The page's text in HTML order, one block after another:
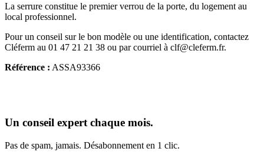
La serrure constitue le premier verrou de la porte, du logement au
local professionnel.
Pour un conseil sur le bon modèle ou une identification, contactez
Cléferm au 01 47 21 21 38 ou par courriel à clf@cleferm.fr.
Référence : ASSA93366
Un conseil expert chaque mois.
Pas de spam, jamais. Désabonnement en 1 clic.